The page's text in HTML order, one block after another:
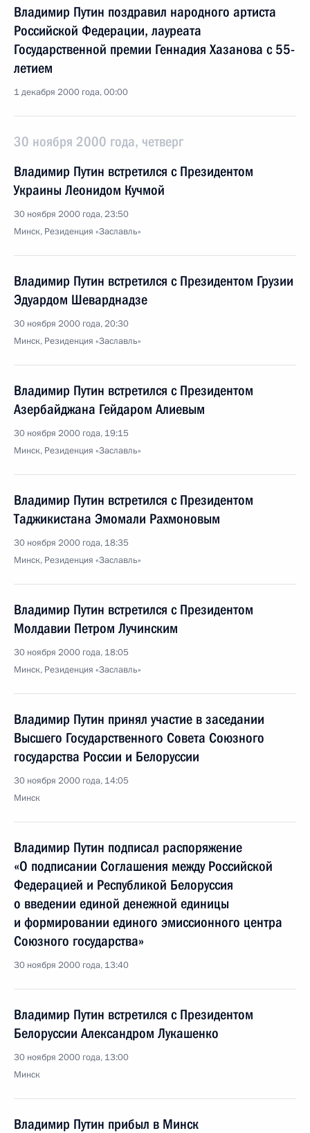
Владимир Путин поздравил народного артиста
Российской Федерации, лауреата
Государственной премии Геннадия Хазанова с 55-
летием
1 декабря 2000 года, 00:00
30 ноября 2000 года, четверг
Владимир Путин встретился с Президентом
Украины Леонидом Кучмой
30 ноября 2000 года, 23:50
Минск, Резиденция «Заславль»
Владимир Путин встретился с Президентом Грузии
Эдуардом Шеварднадзе
30 ноября 2000 года, 20:30
Минск, Резиденция «Заславль»
Владимир Путин встретился с Президентом
Азербайджана Гейдаром Алиевым
30 ноября 2000 года, 19:15
Минск, Резиденция «Заславль»
Владимир Путин встретился с Президентом
Таджикистана Эмомали Рахмоновым
30 ноября 2000 года, 18:35
Минск, Резиденция «Заславль»
Владимир Путин встретился с Президентом
Молдавии Петром Лучинским
30 ноября 2000 года, 18:05
Минск, Резиденция «Заславль»
Владимир Путин принял участие в заседании
Высшего Государственного Совета Союзного
государства России и Белоруссии
30 ноября 2000 года, 14:05
Минск
Владимир Путин подписал распоряжение
«О подписании Соглашения между Российской
Федерацией и Республикой Белоруссия
о введении единой денежной единицы
и формировании единого эмиссионного центра
Союзного государства»
30 ноября 2000 года, 13:40
Владимир Путин встретился с Президентом
Белоруссии Александром Лукашенко
30 ноября 2000 года, 13:00
Минск
Владимир Путин прибыл в Минск